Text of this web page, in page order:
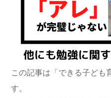
この記事は「できる子ども
す。